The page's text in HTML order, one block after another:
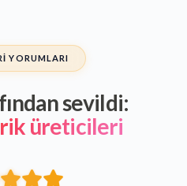
YORUMLARI
sevildi:
üreticileri